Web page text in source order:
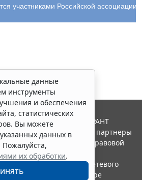
участниками Российской
данные
инструменты
и обеспечения
статистических
Вы можете
данных в
Пожалуйста,
их обработки.
2026. Система ГАРАНТ
Компания "Гарант" и ее партнеры
Российской ассоциации правовой
в качестве сетевого
по надзору в сфере